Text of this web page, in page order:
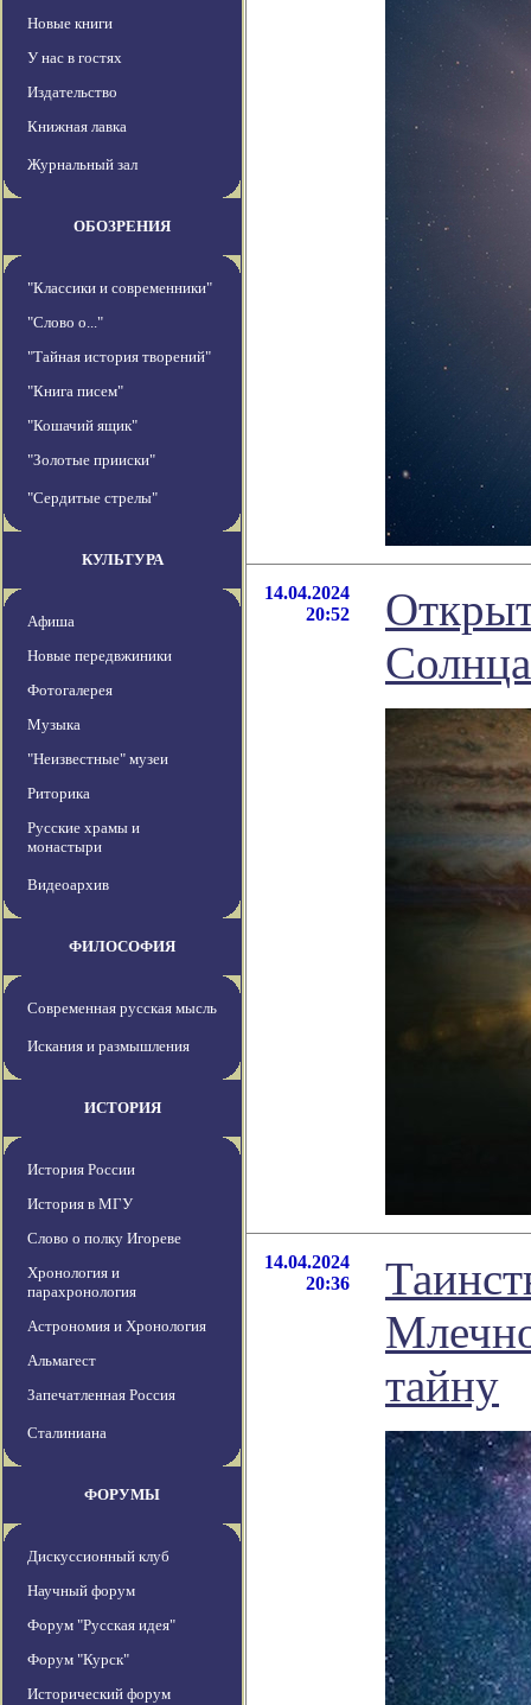
Новые книги
У нас в гостях
Издательство
Книжная лавка
Журнальный зал
ОБОЗРЕНИЯ
"Классики и современники"
"Слово о..."
"Тайная история творений"
"Книга писем"
"Кошачий ящик"
"Золотые прииски"
"Сердитые стрелы"
КУЛЬТУРА
Афиша
Новые передвжиники
Фотогалерея
Музыка
"Неизвестные" музеи
Риторика
Русские храмы и
монастыри
Видеоархив
ФИЛОСОФИЯ
Современная русская мысль
Искания и размышления
ИСТОРИЯ
История России
История в МГУ
Слово о полку Игореве
Хронология и
парахронология
Астрономия и Хронология
Альмагест
Запечатленная Россия
Сталиниана
ФОРУМЫ
Дискуссионный клуб
Научный форум
Форум "Русская идея"
Форум "Курск"
Исторический форум
14.04.2024
20:52
Солнца
14.04.2024
20:36
тайну